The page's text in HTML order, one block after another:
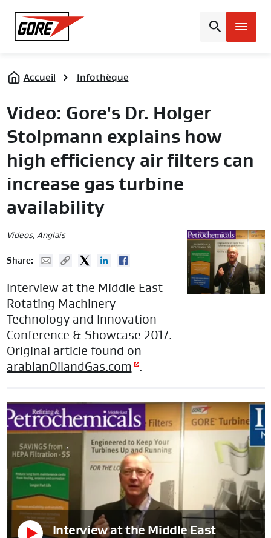
Gore
Accueil Infothèque
Video: Gore's Dr. Holger
Stolpmann explains how
high efficiency air filters can
increase gas turbine
availability
Videos, Anglais
Share: Mail Copy URLTwitterLinked In
Interview at the Middle East
Rotating Machinery
Technology and Innovation
Conference & Showcase 2017.
Original article found on
arabianOilandGas.com
.
Interview at the Middle East